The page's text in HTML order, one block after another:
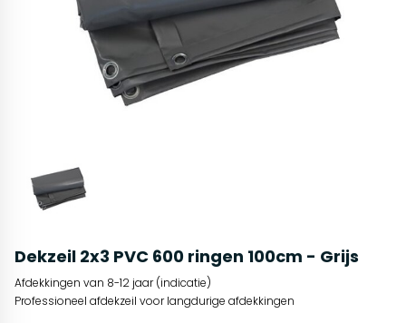
Dekzeil 2x3 PVC 600 ringen 100cm - Grijs
Afdekkingen van 8-12 jaar (indicatie)
Professioneel afdekzeil voor langdurige afdekkingen